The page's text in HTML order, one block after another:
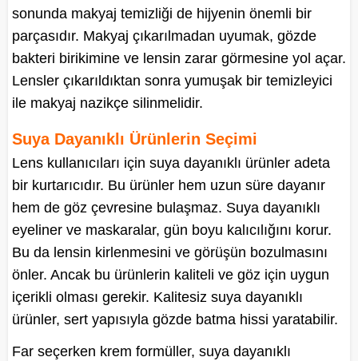
sonunda makyaj temizliği de hijyenin önemli bir
parçasıdır. Makyaj çıkarılmadan uyumak, gözde
bakteri birikimine ve lensin zarar görmesine yol açar.
Lensler çıkarıldıktan sonra yumuşak bir temizleyici
ile makyaj nazikçe silinmelidir.
Suya Dayanıklı Ürünlerin Seçimi
Lens kullanıcıları için suya dayanıklı ürünler adeta
bir kurtarıcıdır. Bu ürünler hem uzun süre dayanır
hem de göz çevresine bulaşmaz. Suya dayanıklı
eyeliner ve maskaralar, gün boyu kalıcılığını korur.
Bu da lensin kirlenmesini ve görüşün bozulmasını
önler. Ancak bu ürünlerin kaliteli ve göz için uygun
içerikli olması gerekir. Kalitesiz suya dayanıklı
ürünler, sert yapısıyla gözde batma hissi yaratabilir.
Far seçerken krem formüller, suya dayanıklı